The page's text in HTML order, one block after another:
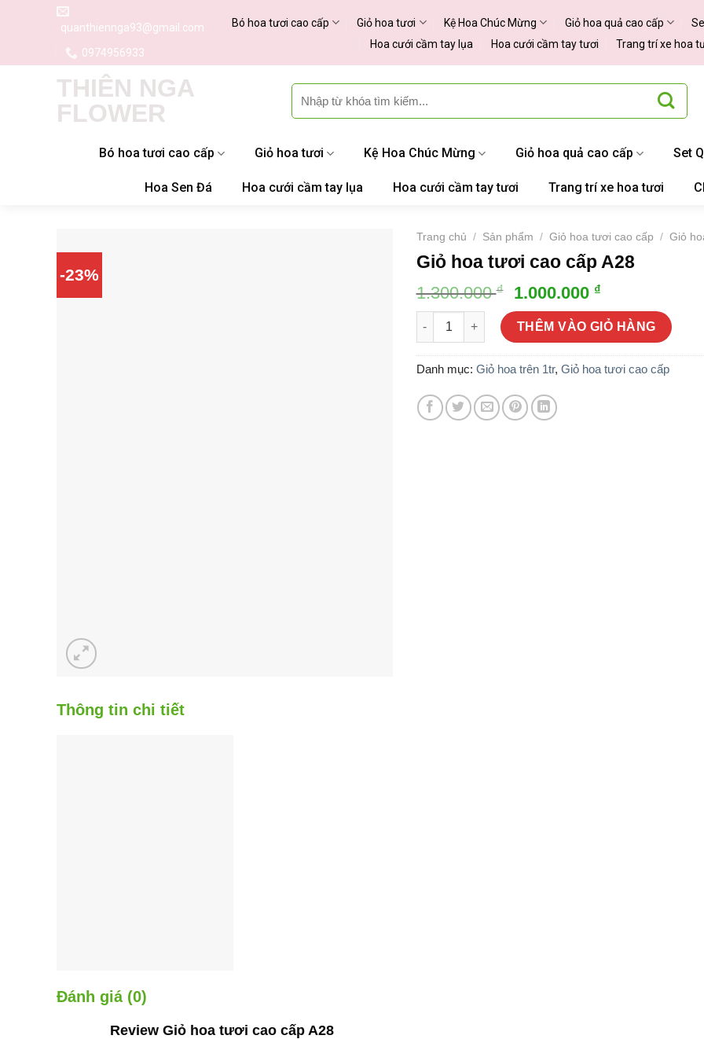
quanthiennga93@gmail.com
0974956933
Bó hoa tươi cao cấp Giỏ hoa tươi Kệ Hoa Chúc Mừng Giỏ hoa quả cao cấp
Hoa cưới cầm tay lụa
Hoa cưới cầm tay tươi Trang trí xe hoa
THIÊN NGA
FLOWER
kiếm:
Bó hoa tươi cao cấp Giỏ hoa tươi Kệ Hoa Chúc Mừng Giỏ hoa quả cao cấp Set
Hoa Sen Đá Hoa cưới cầm tay lụa Hoa cưới cầm tay tươi Trang trí xe hoa tươi
-23%
Trang chủ / Sản phẩm / Giỏ hoa tươi cao cấp / Giỏ
Giỏ hoa tươi cao cấp A28
1.300.000₫
Giá
gốc
là:
1.300.000 ₫.
1.000.000 ₫
hiện
tại
là:
1.000.000 ₫.
Giỏ hoa tươi cao cấp A28 số lượng
THÊM VÀO GIỎ HÀNG
Danh mục: Giỏ hoa trên 1tr, Giỏ hoa tươi cao cấp
Thông tin chi tiết
Đánh giá (0)
Review Giỏ hoa tươi cao cấp A28